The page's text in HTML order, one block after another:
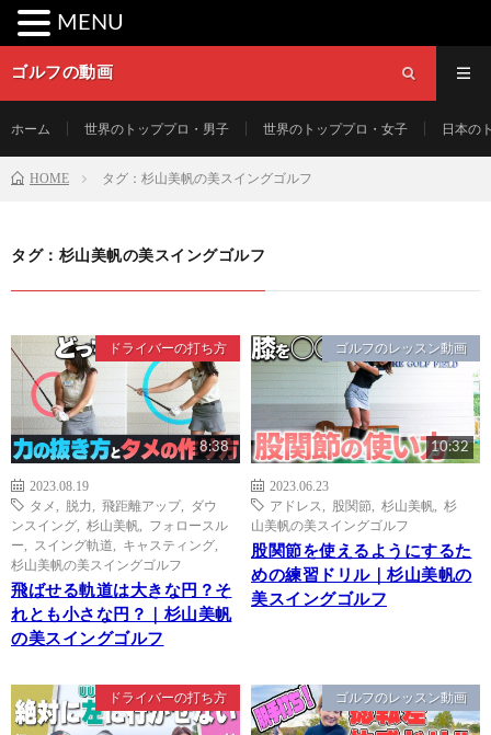
ゴルフの動画
ホーム 世界のトッププロ・男子 世界のトッププロ・女子 日本の
HOME タグ：杉山美帆の美スイングゴルフ
タグ：杉山美帆の美スイングゴルフ
ドライバーの打ち方
8:38
2023.08.19
タメ
脱力 飛距離アップ, ダウ
ンスイング
杉山美帆
フォロースル
ー
スイング軌道 キャスティング
杉山美帆の美スイングゴルフ
飛ばせる軌道は大きな円？そ
れとも小さな円？｜杉山美帆
の美スイングゴルフ
ゴルフのレッスン動画
10:32
2023.06.23
アドレス
股関節 杉山美帆
杉
山美帆の美スイングゴルフ
股関節を使えるようにするた
めの練習ドリル｜杉山美帆の
美スイングゴルフ
ドライバーの打ち方 ゴルフのレッスン動画
MENU